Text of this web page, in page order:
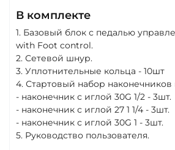
В комплекте
1. Базовый блок с педалью
with Foot control.
2. Сетевой шнур.
3. Уплотнительные кольца - 10шт
4. Стартовый набор наконечников
- наконечник с иглой 30G 1/2 - 3шт.
- наконечник с иглой 27 1 1/4 - 3шт.
- наконечник с иглой 30G 1 - 3шт.
5. Руководство пользователя.